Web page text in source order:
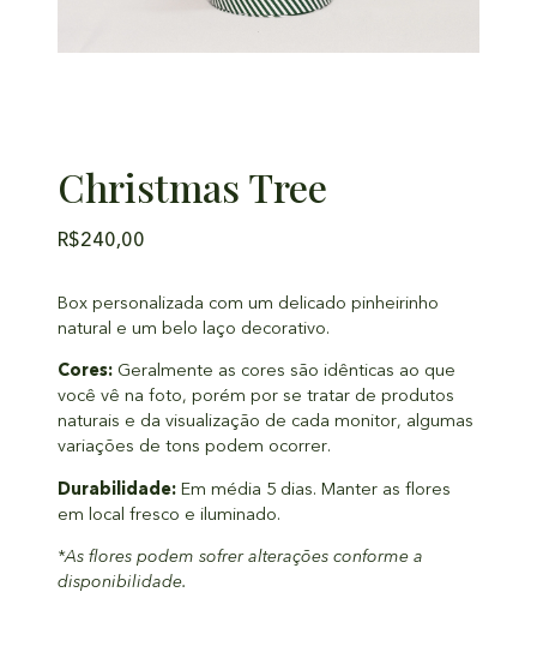
Christmas Tree
R$240,00
Box personalizada com um delicado pinheirinho
natural e um belo laço decorativo.
Cores: Geralmente as cores são idênticas ao que
você vê na foto, porém por se tratar de produtos
naturais e da visualização de cada monitor, algumas
variações de tons podem ocorrer.
Durabilidade: Em média 5 dias. Manter as flores
em local fresco e iluminado.
*As flores podem sofrer alterações conforme a
disponibilidade.